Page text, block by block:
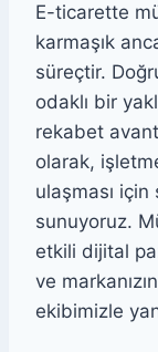
E-ticarette
karmaşık
süreçtir.
odaklı bir
rekabet
olarak,
ulaşması için
sunuyoruz.
etkili dijital
ve
ekibimizle